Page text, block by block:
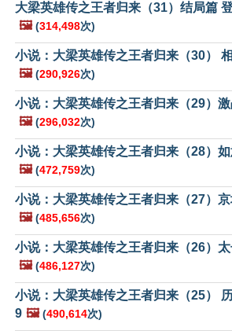
大梁英雄传之王者归来（31）结局篇
🖼️ (314,498次)
小说：大梁英雄传之王者归来（30）
🖼️ (290,926次)
小说：大梁英雄传之王者归来（29）
🖼️ (296,032次)
小说：大梁英雄传之王者归来（28）
🖼️ (472,759次)
小说：大梁英雄传之王者归来（27）
🖼️ (485,656次)
小说：大梁英雄传之王者归来（26）
🖼️ (486,127次)
小说：大梁英雄传之王者归来（25）
9 🖼️ (490,614次)